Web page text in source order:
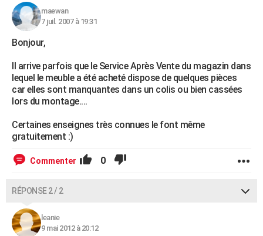
maewan
7 juil. 2007 à 19:31
Bonjour,
Il arrive parfois que le Service Après Vente du magazin dans
lequel le meuble a été acheté dispose de quelques pièces
car elles sont manquantes dans un colis ou bien cassées
lors du montage....
Certaines enseignes très connues le font même
gratuitement :)
Commenter 0
RÉPONSE 2 / 2
leanie
9 mai 2012 à 20:12